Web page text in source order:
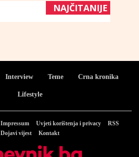
NAJČITANIJE
Interview Teme Crna kronika
Lifestyle
Impressum Uvjeti korištenja i privacy
RSS
Dojavi vijest
Kontakt